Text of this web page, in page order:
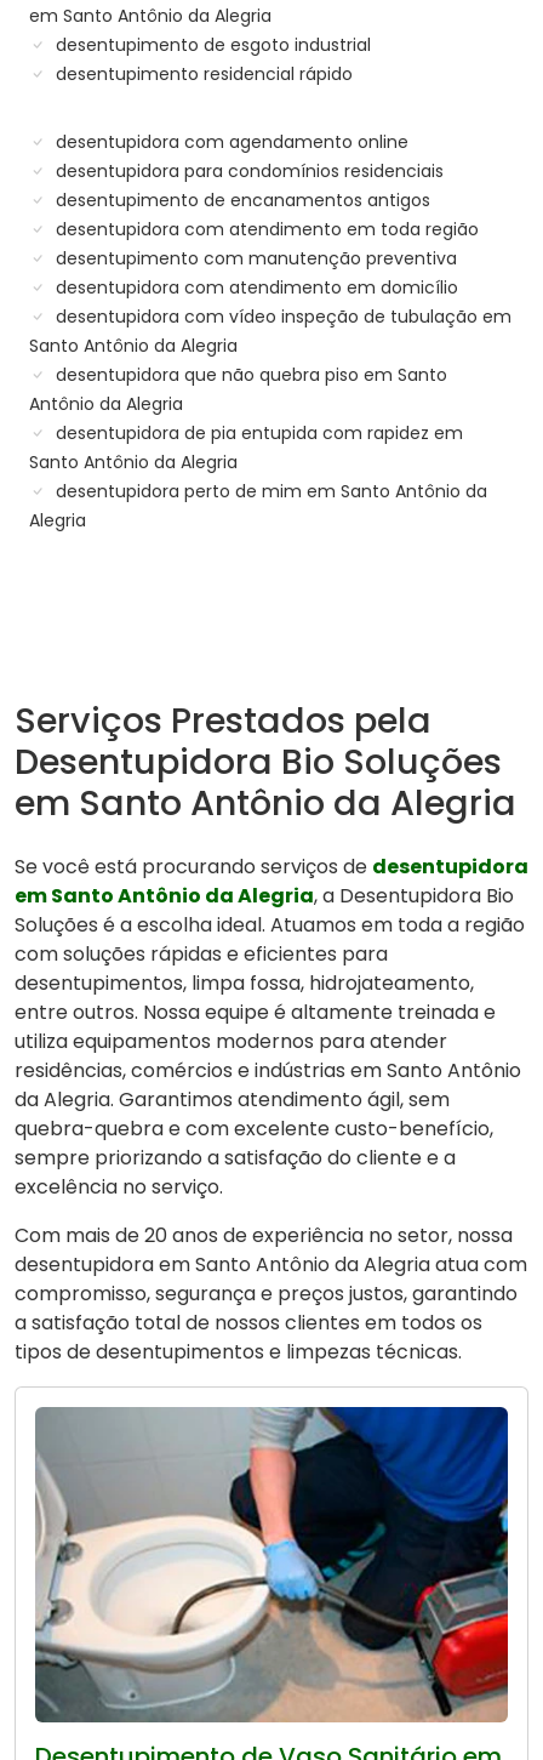
em Santo Antônio da Alegria
desentupimento de esgoto industrial
desentupimento residencial rápido
desentupidora com agendamento online
desentupidora para condomínios residenciais
desentupimento de encanamentos antigos
desentupidora com atendimento em toda região
desentupimento com manutenção preventiva
desentupidora com atendimento em domicílio
desentupidora com vídeo inspeção de tubulação em
Santo Antônio da Alegria
desentupidora que não quebra piso em Santo
Antônio da Alegria
desentupidora de pia entupida com rapidez em
Santo Antônio da Alegria
desentupidora perto de mim em Santo Antônio da
Alegria
Serviços Prestados pela
Desentupidora Bio Soluções
em Santo Antônio da Alegria
Se você está procurando serviços de desentupidora
em Santo Antônio da Alegria, a Desentupidora Bio
Soluções é a escolha ideal. Atuamos em toda a região
com soluções rápidas e eficientes para
desentupimentos, limpa fossa, hidrojateamento,
entre outros. Nossa equipe é altamente treinada e
utiliza equipamentos modernos para atender
residências, comércios e indústrias em Santo Antônio
da Alegria. Garantimos atendimento ágil, sem
quebra-quebra e com excelente custo-benefício,
sempre priorizando a satisfação do cliente e a
excelência no serviço.
Com mais de 20 anos de experiência no setor, nossa
desentupidora em Santo Antônio da Alegria atua com
compromisso, segurança e preços justos, garantindo
a satisfação total de nossos clientes em todos os
tipos de desentupimentos e limpezas técnicas.